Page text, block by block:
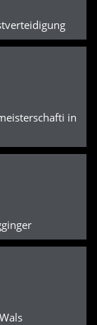
in